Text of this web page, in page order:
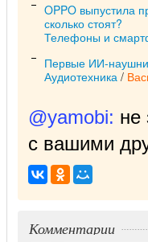
OPPO выпустила
сколько стоят?
Телефоны и
Первые ИИ-
Аудиотехника /
@yamobi: не
с вашими
Комментарии